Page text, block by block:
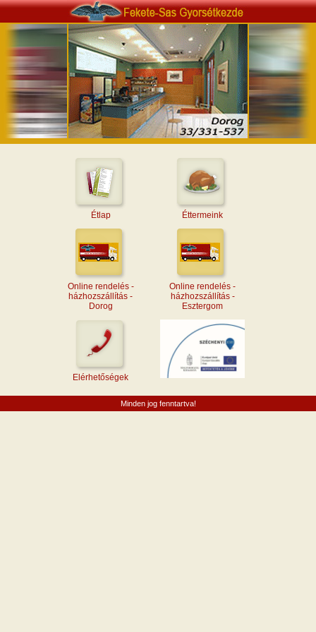
Étlap Éttermeink
Online rendelés -
házhozszállítás -
Dorog
Online rendelés -
házhozszállítás -
Esztergom
Elérhetőségek
Minden jog fenntartva!